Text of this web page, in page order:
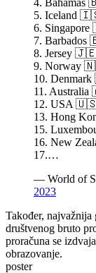
5. Iceland
6.
7.
8. Jersey
9. Norway
10.
11.
12. USA
13. Hong
15.
16. New
17.…
— World of
2023
Također, najvažnija
društvenog bruto
proračuna se
obrazovanje.
poster